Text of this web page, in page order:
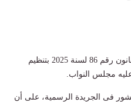
أصدر الرئيس عبد الفتاح السيسى، القانون رقم 86 لسنة 2025 بتنظيم
مجلس النواب.
فى الجريدة الرسمية، على أن